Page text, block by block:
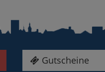
Gutscheine